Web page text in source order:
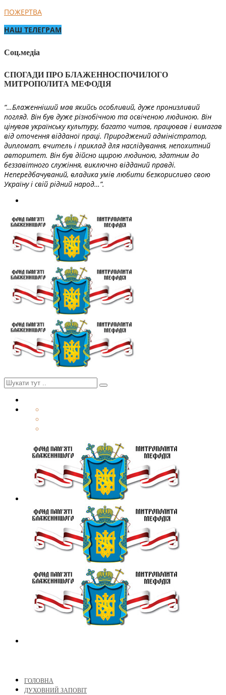
ПОЖЕРТВА
НАШ ТЕЛЕГРАМ
Соц.медіа
СПОГАДИ ПРО БЛАЖЕННОСПОЧИЛОГО
МИТРОПОЛИТА МЕФОДІЯ
“…Блаженніший мав якийсь особливий, дуже пронизливий
погляд. Він був дуже різнобічною та освіченою людиною. Він
цінував українську культуру, багато читав, працював і вимагав
від оточення відданої праці. Природжений адміністратор,
дипломат, вчитель і приклад для наслідування, непохитний
авторитет. Він був дійсно щирою людиною, здатним до
беззавітного служіння, виключно відданий правді.
Непередбачуваний, владика умів любити безкорисливо свою
Україну і свій рідний народ…”.
ГОЛОВНА
ДУХОВНИЙ ЗАПОВІТ